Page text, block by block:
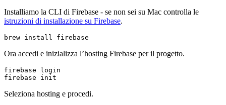
Installiamo la CLI di Firebase - se non sei su Mac controlla le
istruzioni di installazione su Firebase.
brew install firebase
Ora accedi e inizializza l’hosting Firebase per il progetto.
firebase init
Seleziona hosting e procedi.